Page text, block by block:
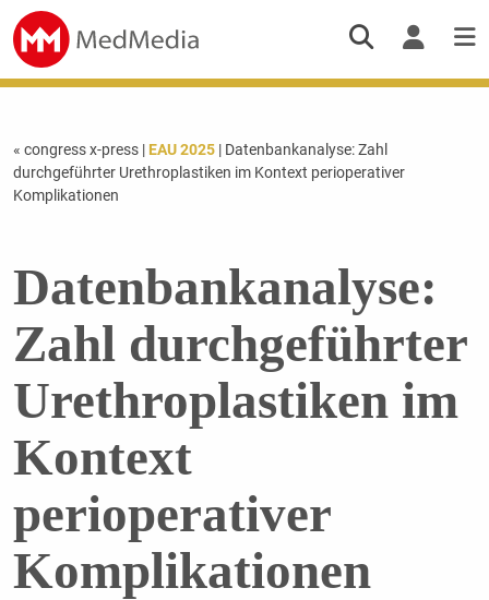
« congress x-press | EAU 2025| Datenbankanalyse: Zahl
durchgeführter Urethroplastiken im Kontext perioperativer
Komplikationen
Datenbankanalyse:
Zahl durchgeführter
Urethroplastiken im
Kontext
perioperativer
Komplikationen